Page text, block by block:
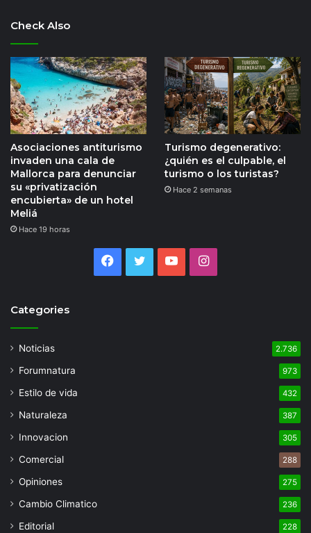
Check Also
Asociaciones antiturismo
invaden una cala de
Mallorca para denunciar
su «privatización
encubierta» de un hotel
Meliá
Hace 19 horas
Turismo degenerativo:
¿quién es el culpable, el
turismo o los turistas?
Hace 2 semanas
Facebook
TwitterYouTubeInstagram
Categories
Noticias 2.736
Forumnatura 973
Estilo de vida 432
Naturaleza 387
Innovacion 305
Comercial 288
Opiniones 275
Cambio Climatico 236
Editorial 228